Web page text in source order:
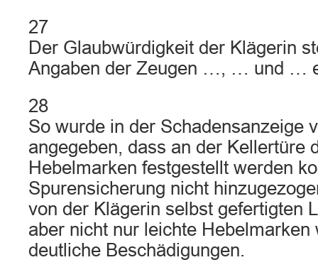
27
Der Glaubwürdigkeit der Klägerin
Angaben der Zeugen …, … und …
28
So wurde in der Schadensanzeige
angegeben, dass an der Kellertüre
Hebelmarken festgestellt werden
Spurensicherung nicht
von der Klägerin selbst gefertigten
aber nicht nur leichte Hebelmarken
deutliche Beschädigungen.